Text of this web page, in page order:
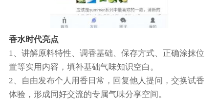
香水时代亮点
1、讲解原料特性、调香基础、保存方式、正确涂抹位
置等实用内容，填补基础气味知识空白。
2、自由发布个人用香日常，回复他人提问，交换试香
体验，形成同好交流的专属气味分享空间。